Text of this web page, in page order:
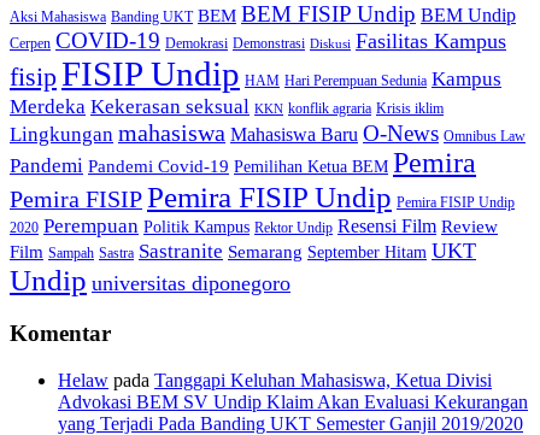
Aksi Mahasiswa Banding UKT BEM BEM FISIP Undip BEM Undip
Cerpen COVID-19 Demokrasi Demonstrasi Diskusi Fasilitas Kampus
fisipFISIP Undip HAM Hari Perempuan Sedunia Kampus
Merdeka Kekerasan seksual KKN konflik agraria Krisis iklim
Lingkungan mahasiswa Mahasiswa Baru O-News Omnibus Law
Pandemi Pandemi Covid-19 Pemilihan Ketua BEM Pemira
Pemira FISIPPemira FISIP Undip Pemira FISIP Undip
2020 Perempuan Politik Kampus Rektor Undip Resensi Film Review
Film Sampah Sastra Sastranite Semarang September Hitam UKT
Undip universitas diponegoro
Komentar
Helaw pada Tanggapi Keluhan Mahasiswa, Ketua Divisi
Advokasi BEM SV Undip Klaim Akan Evaluasi Kekurangan
yang Terjadi Pada Banding UKT Semester Ganjil 2019/2020